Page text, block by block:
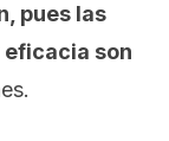
pues las
son